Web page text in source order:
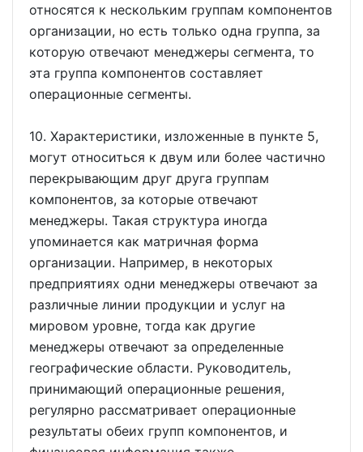
относятся к нескольким группам компонентов
организации, но есть только одна группа, за
которую отвечают менеджеры сегмента, то
эта группа компонентов составляет
операционные сегменты.
10. Характеристики, изложенные в пункте 5,
могут относиться к двум или более частично
перекрывающим друг друга группам
компонентов, за которые отвечают
менеджеры. Такая структура иногда
упоминается как матричная форма
организации. Например, в некоторых
предприятиях одни менеджеры отвечают за
различные линии продукции и услуг на
мировом уровне, тогда как другие
менеджеры отвечают за определенные
географические области. Руководитель,
принимающий операционные решения,
регулярно рассматривает операционные
результаты обеих групп компонентов, и